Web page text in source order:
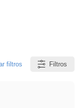
filtros Filtros